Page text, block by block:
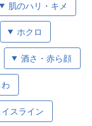
肌のハリ・キメ
ホクロ
酒さ・赤ら顔
スライン